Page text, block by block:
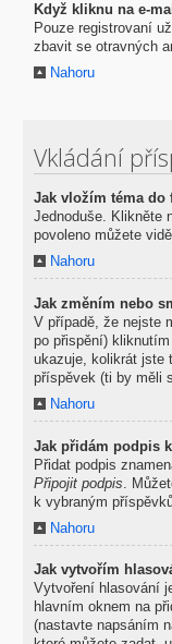
Když kliknu na e-
Pouze registrovaní
zbavit se otravných
Nahoru
Vkládání
Jak vložím téma do
Jednoduše. Klikněte
povoleno můžete
Nahoru
Jak změním nebo
V případě, že nejste
po přispění)
ukazuje, kolikrát jste
příspěvek (ti by měli
Nahoru
Jak přidám podpis
Přidat podpis
Připojit podpis .
k vybraným
Nahoru
Jak vytvořím
Vytvoření hlasování
hlavním oknem na
(nastavte napsáním